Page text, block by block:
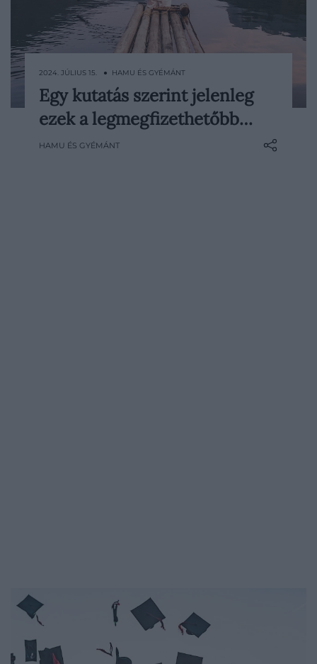
Az Internations legújabb felméréséből
kiderült, hogy a világ mely országaiban
legolcsóbb az élet a külföldiek szerint.
2024. JÚLIUS 15. ● HAMU ÉS GYÉMÁNT
Egy kutatás szerint jelenleg
ezek a legmegfizethetőbb…
HAMU ÉS GYÉMÁNT